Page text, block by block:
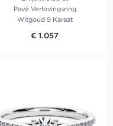
Pavé Verlovingsring
Witgoud 9 Karaat
€ 1.057